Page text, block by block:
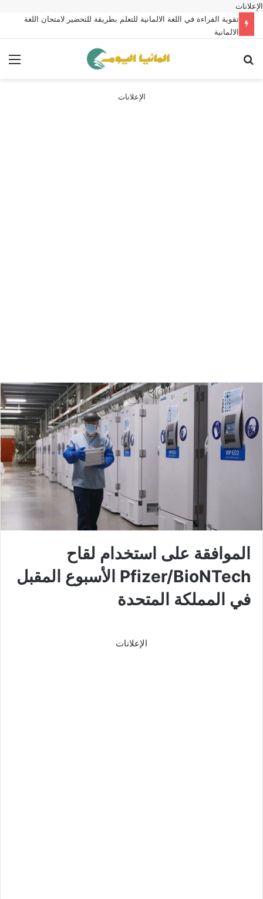
الإعلانات
تقوية القراءة في اللغة الالمانية للتعلم بطريقة للتحضير لامتحان اللغة
الالمانية
الإعلانات
الموافقة على استخدام لقاح
Pfizer/BioNTech الأسبوع المقبل
في المملكة المتحدة
الإعلانات